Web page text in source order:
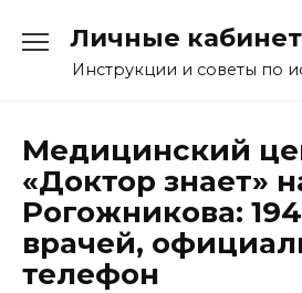
содержанию
Личные
Инструкции и советы по
Медицинский
«Доктор знает»
Рогожникова:
врачей,
телефон